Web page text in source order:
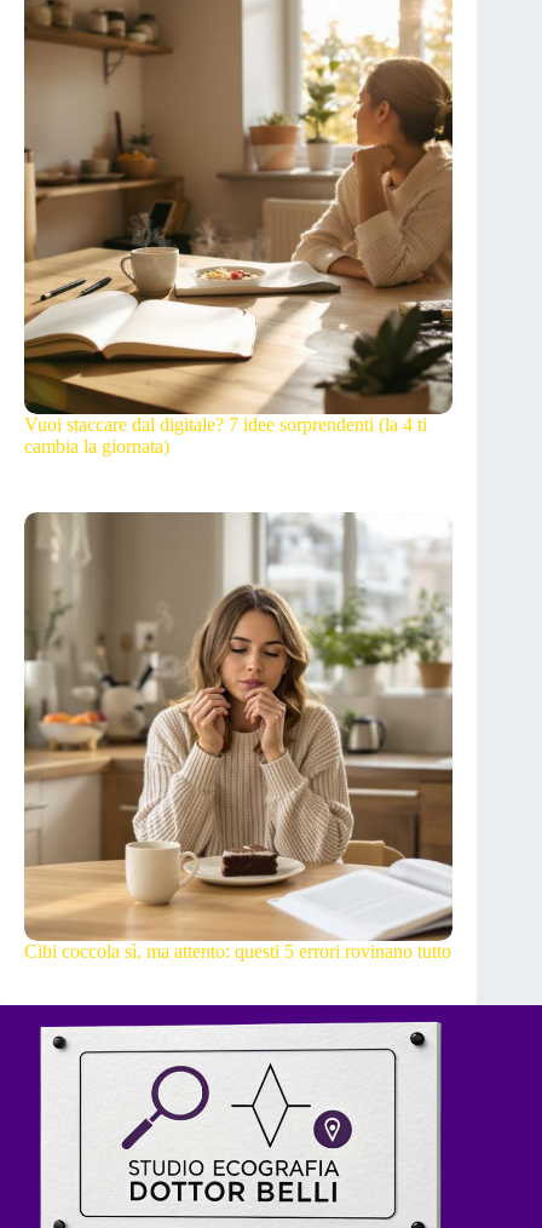
Vuoi staccare dal digitale? 7 idee sorprendenti (la 4 ti
cambia la giornata)
Cibi coccola sì, ma attento: questi 5 errori rovinano tutto